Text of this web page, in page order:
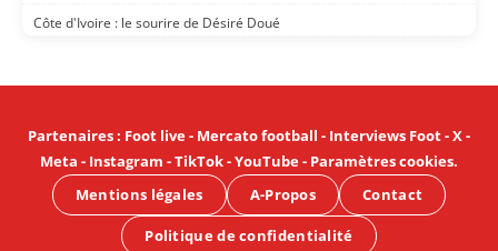
Côte d'Ivoire : le sourire de Désiré Doué
Partenaires: Foot live- Mercato football - Interviews Foot-X-
Meta - Instagram -TikTok-YouTube- Paramètres cookies.
Mentions légales
A-Propos Contact
Politique de confidentialité